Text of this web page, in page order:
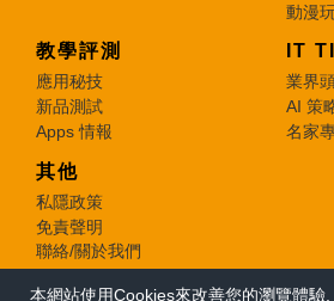
本網站使用Cookies來改善您的瀏覽體驗
動漫
教學評測
應用秘技
新品測試
Apps 情報
IT
業界
AI 策
名家
其他
私隱政策
免責聲明
聯絡/關於我們